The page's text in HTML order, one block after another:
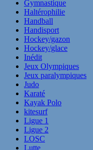
Gymnastique
Haltérophilie
Handball
Handisport
Hockey/gazon
Hockey/glace
Inédit
Jeux Olympiques
Jeux paralympiques
Judo
Karaté
Kayak Polo
kitesurf
Ligue 1
Ligue 2
LOSC
Lutte